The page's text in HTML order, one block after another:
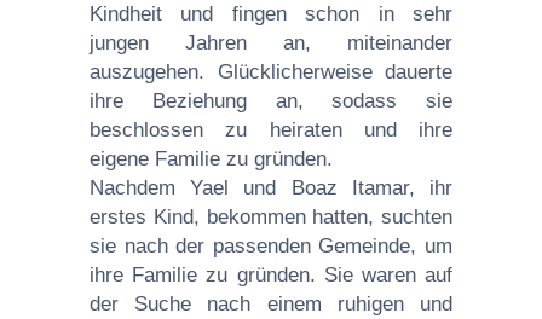
Kindheit und fingen schon in sehr
jungen Jahren an, miteinander
auszugehen. Glücklicherweise dauerte
ihre Beziehung an, sodass sie
beschlossen zu heiraten und ihre
eigene Familie zu gründen.
Nachdem Yael und Boaz Itamar, ihr
erstes Kind, bekommen hatten, suchten
sie nach der passenden Gemeinde, um
ihre Familie zu gründen. Sie waren auf
der Suche nach einem ruhigen und